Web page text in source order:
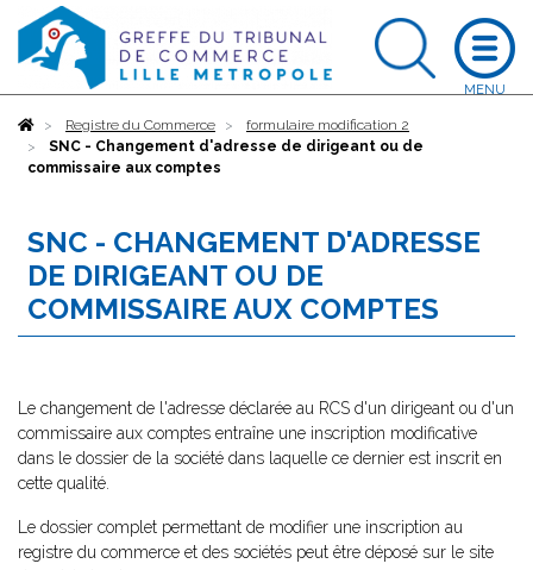
AccueilRegistre du Commerce
formulaire modification 2
SNC - Changement d'adresse de dirigeant ou de
commissaire aux comptes
SNC - CHANGEMENT D'ADRESSE
DE DIRIGEANT OU DE
COMMISSAIRE AUX COMPTES
Le changement de l'adresse déclarée au RCS d'un dirigeant ou d'un
commissaire aux comptes entraîne une inscription modificative
dans le dossier de la société dans laquelle ce dernier est inscrit en
cette qualité.
Le dossier complet permettant de modifier une inscription au
registre du commerce et des sociétés peut être déposé sur le site